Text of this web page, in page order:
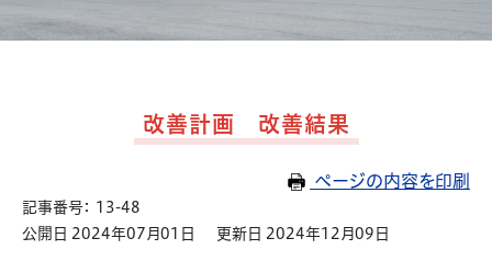
改善計画 改善結果
ページの内容を印刷
記事番号： 13-48
公開日 2024年07月01日
更新日 2024年12月09日